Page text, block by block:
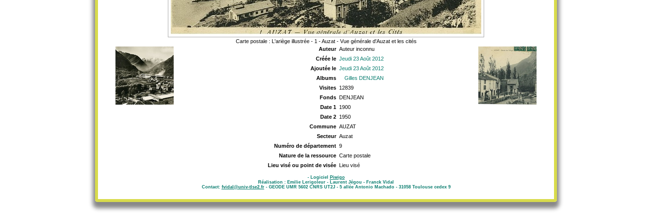
Carte postale : L'ariège illustrée - 1 - Auzat - Vue générale d'Auzat et les cités
Auteur Auteur inconnu
Créée le Jeudi 23 Août 2012
Ajoutée le Jeudi 23 Août 2012
Albums
Gilles DENJEAN
Visites 12839
Fonds DENJEAN
Date 1 1900
Date 2 1950
Commune AUZAT
Secteur Auzat
Numéro de département 9
Nature de la ressource Carte postale
Lieu visé ou point de visée Lieu visé
- Logiciel
Piwigo
Réalisation : Emilie Lerigoleur - Laurent Jégou - Franck Vidal
Contact: fvidal@univ-tlse2.fr- GEODE UMR 5602 CNRS UT2J - 5 allée Antonio Machado - 31058 Toulouse cedex 9